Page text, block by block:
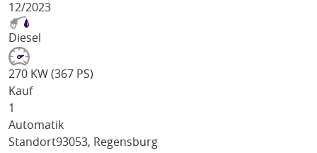
12/2023
Diesel
270 KW (367 PS)
Kauf
1
Automatik
Standort93053, Regensburg